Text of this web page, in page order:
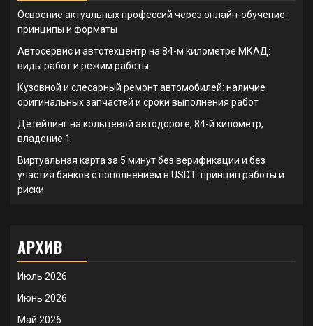
Освоение актуальных профессий через онлайн-обучение:
принципы и форматы
Автосервис и автотехцентр на 84-м километре МКАД:
виды работ и режим работы
Кузовной и слесарный ремонт автомобилей: наличие
оригинальных запчастей и сроки выполнения работ
Детейлинг на кольцевой автодороге, 84-й километр,
владение 1
Виртуальная карта за 5 минут без верификации и без
участия банков с пополнением в USDT: принцип работы и
риски
АРХИВ
Июль 2026
Июнь 2026
Май 2026